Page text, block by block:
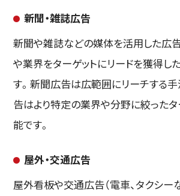
新聞・雑誌広告
新聞や雑誌などの媒体を活用した広
や業界をターゲットにリードを獲得し
す。新聞広告は広範囲にリーチする手
告はより特定の業界や分野に絞ったタ
能です。
屋外・交通広告
屋外看板や交通広告（電車、タクシー